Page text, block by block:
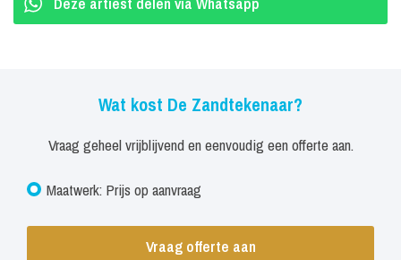
Wat kost De Zandtekenaar?
Vraag geheel vrijblijvend en eenvoudig een offerte aan.
Maatwerk: Prijs op aanvraag
Vraag offerte aan